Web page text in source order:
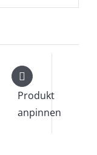
Produkt
anpinnen